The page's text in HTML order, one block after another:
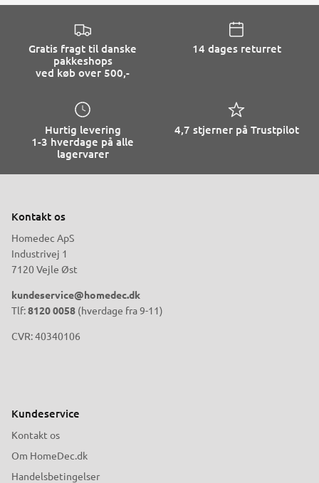
Gratis fragt til danske
pakkeshops
ved køb over 500,-
14 dages returret
Hurtig levering
1-3 hverdage på alle
lagervarer
4,7 stjerner på Trustpilot
Kontakt os
Homedec ApS
Industrivej 1
7120 Vejle Øst
kundeservice@homedec.dk
Tlf:8120 0058 (hverdage fra 9-11)
CVR: 40340106
Kundeservice
Kontakt os
Om HomeDec.dk
Handelsbetingelser